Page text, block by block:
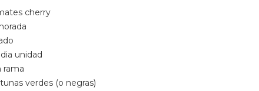
cherry
unidad
rama
verdes (o negras)